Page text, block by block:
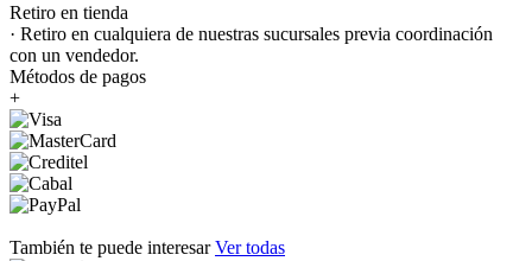
Retiro en tienda
· Retiro en cualquiera de nuestras sucursales previa coordinación
con un vendedor.
Métodos de pagos
+
También te puede interesarVer todas